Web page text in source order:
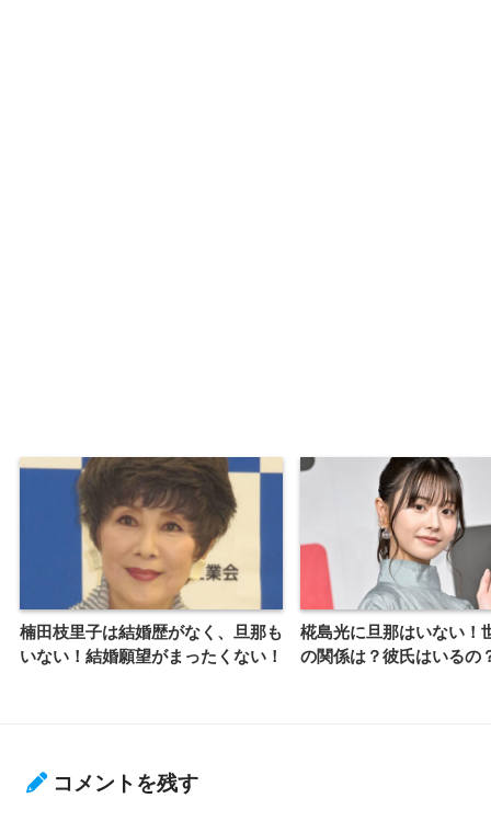
楠田枝里子は結婚歴がなく、旦那も
いない！結婚願望がまったくない！
椛島光に旦那はいない！
の関係は？彼氏はいるの
コメントを残す